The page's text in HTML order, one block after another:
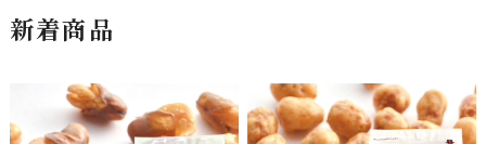
新着商品